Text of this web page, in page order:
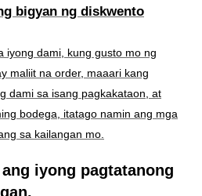
bigyan ng diskwento
iyong dami, kung gusto mo ng
maliit na order, maaari kang
dami sa isang pagkakataon, at
bodega, itatago namin ang mga
sa kailangan mo.
iyong pagtatanong